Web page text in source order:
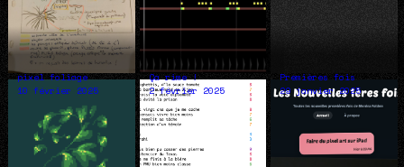
pixel foliage
10 février 2025
Ça rime !
2 février 2025
Premières fois
29 janvier 2025